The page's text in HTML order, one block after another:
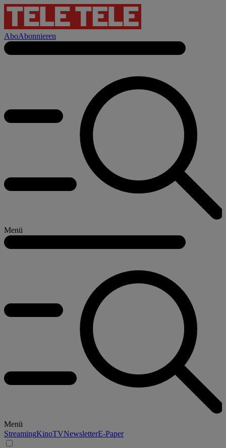
AboAbonnieren
Menü
Menü
StreamingKinoTVNewsletterE-Paper